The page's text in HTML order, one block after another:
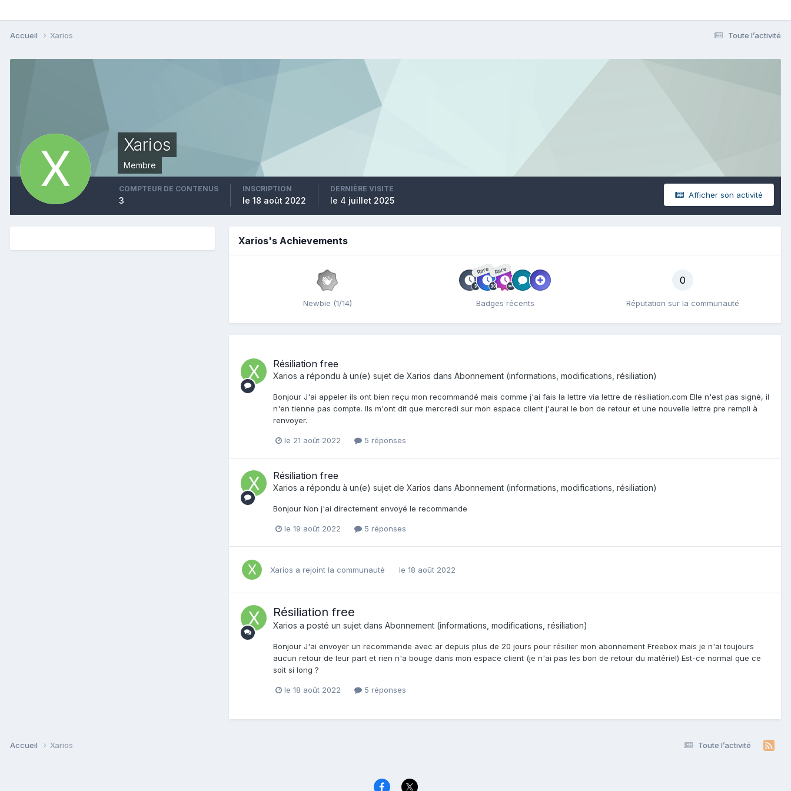
Toute l’activité
Accueil Xarios
Xarios
Membre
Afficher son activité
COMPTEUR DE CONTENUS
3
INSCRIPTION
le 18 août 2022
DERNIÈRE VISITE
le 4 juillet 2025
Xarios's Achievements
Newbie (1/14)
Rare Rare
Badges récents
0
Réputation sur la communauté
Résiliation free
Xarios a répondu à un(e) sujet de Xarios dans Abonnement (informations, modifications, résiliation)
Bonjour J'ai appeler ils ont bien reçu mon recommandé mais comme j'ai fais la lettre via lettre de résiliation.com Elle n'est pas signé, il
n'en tienne pas compte. Ils m'ont dit que mercredi sur mon espace client j'aurai le bon de retour et une nouvelle lettre pre rempli à
renvoyer.
le 21 août 2022 5 réponses
Résiliation free
Xarios a répondu à un(e) sujet de Xarios dans Abonnement (informations, modifications, résiliation)
Bonjour Non j'ai directement envoyé le recommande
le 19 août 2022 5 réponses
Xarios a rejoint la communauté le 18 août 2022
Résiliation free
Xarios a posté un sujet dans Abonnement (informations, modifications, résiliation)
Bonjour J'ai envoyer un recommande avec ar depuis plus de 20 jours pour résilier mon abonnement Freebox mais je n'ai toujours
aucun retour de leur part et rien n'a bouge dans mon espace client (je n'ai pas les bon de retour du matériel) Est-ce normal que ce
soit si long ?
le 18 août 2022 5 réponses
Toute l’activité
Accueil Xarios